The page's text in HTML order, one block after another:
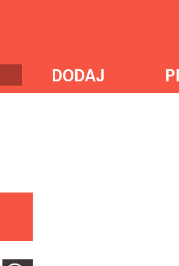
DODAJ